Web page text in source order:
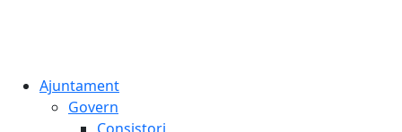
Ajuntament
Govern